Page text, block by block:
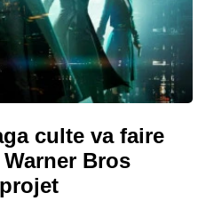
culte va faire
Bros